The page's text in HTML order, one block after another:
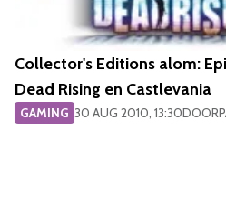
Collector's Editions alom:
Dead Rising en Castlevania
GAMING 30 AUG 2010, 13:30DOOR